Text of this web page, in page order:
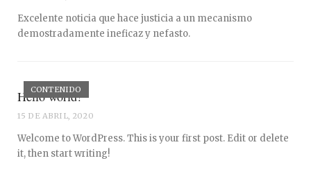
Excelente noticia que hace justicia a un mecanismo
demostradamente ineficaz y nefasto.
CONTENIDO
Hello world!
15 DE ABRIL, 2020
Welcome to WordPress. This is your first post. Edit or delete
it, then start writing!